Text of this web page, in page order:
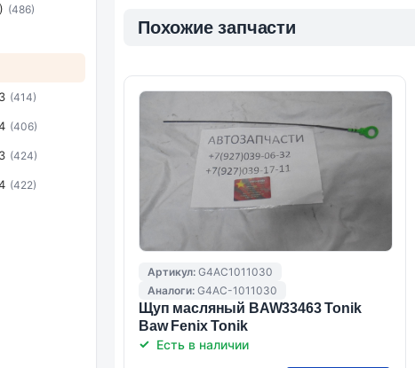
Похожие запчасти
Артикул: G4AC1011030
Аналоги: G4AC-1011030
Щуп масляный BAW33463 Tonik
Baw Fenix Tonik
Есть в наличии
(486)
(414)
(406)
(424)
(422)